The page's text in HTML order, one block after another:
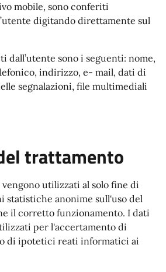
mobile, sono conferiti
digitando direttamente sul
dall’utente sono i seguenti: nome,
indirizzo, e- mail, dati di
segnalazioni, file multimediali
trattamento
vengono utilizzati al solo fine di
statistiche anonime sull'uso del
il corretto funzionamento. I dati
per l'accertamento di
di ipotetici reati informatici ai